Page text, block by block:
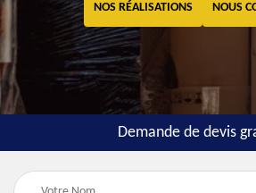
NOS RÉALISATIONS NOUS
Demande de devis